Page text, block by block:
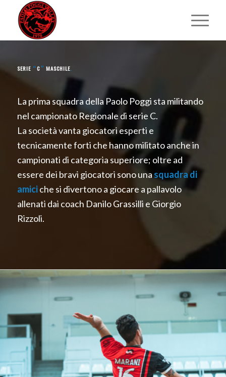
SERIE “C” MASCHILE.
La prima squadra della Paolo Poggi sta militando
nel campionato Regionale di serie C.
La società vanta giocatori esperti e
tecnicamente forti che hanno militato anche in
campionati di categoria superiore; oltre ad
essere dei bravi giocatori sono unasquadra di
amiciche si divertono a giocare a pallavolo
allenati dai coach Danilo Grassilli e Giorgio
Rizzoli.